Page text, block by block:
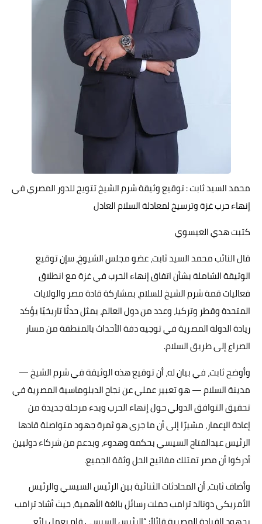
حوادث وقضايا
خدمات
الصحه والجمال
محمد السيد ثابت : توقيع وثيقة شرم الشيخ تتويج للدور المصري في
إنهاء حرب غزة وترسيخ لمعادلة السلام العادل
كتبت هدي العيسوي
قال النائب محمد السيد ثابت، عضو مجلس الشيوخ، سإن توقيع
الوثيقة الشاملة بشأن اتفاق إنهاء الحرب في غزة مع انطلاق
فعاليات قمة شرم الشيخ للسلام، بمشاركة قادة مصر والولايات
المتحدة وقطر وتركيا، وعدد من دول العالم، يمثل حدثًا تاريخيًا يؤكد
ريادة الدولة المصرية في توجيه دفة الأحداث بالمنطقة من مسار
الصراع إلى طريق السلام.
وأوضح ثابت، في بيان له، أن توقيع هذه الوثيقة في شرم الشيخ —
مدينة السلام — هو تعبير عملي عن نجاح الدبلوماسية المصرية في
تحقيق التوافق الدولي حول إنهاء الحرب وبدء مرحلة جديدة من
إعادة الإعمار، مشيرًا إلى أن ما جرى هو ثمرة جهود متواصلة قادها
الرئيس عبدالفتاح السيسي بحكمة وهدوء، وبدعم من شركاء دوليين
أدركوا أن مصر تمتلك مفاتيح الحل وثقة الجميع.
وأضاف ثابت، أن المحادثات الثنائية بين الرئيس السيسي والرئيس
الأمريكي دونالد ترامب حملت رسائل بالغة الأهمية، حيث أشاد ترامب